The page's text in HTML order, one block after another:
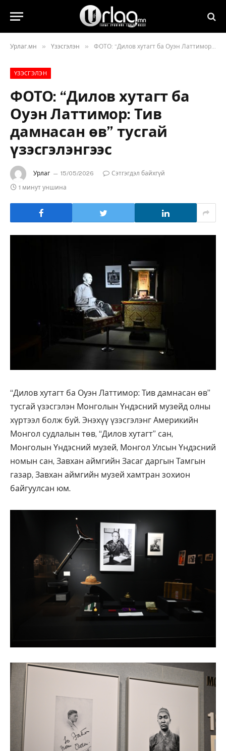
Урлаг.мн » Үзэсгэлэн » ФОТО: “Дилов хутагт ба Оуэн Латтимор: Тив дамнасан өв” тусгай үзэсгэлэнгээс
ҮЗЭСГЭЛЭН
ФОТО: “Дилов хутагт ба
Оуэн Латтимор: Тив
дамнасан өв” тусгай
үзэсгэлэнгээс
Урлаг 15/05/2026
Сэтгэгдэл байхгүй
1 минут уншина
“Дилов хутагт ба Оуэн Латтимор: Тив дамнасан өв”
тусгай үзэсгэлэн Монголын Үндэсний музейд олны
хүртээл болж буй. Энэхүү үзэсгэлэнг Америкийн
Монгол судлалын төв, “Дилов хутагт” сан,
Монголын Үндэсний музей, Монгол Улсын Үндэсний
номын сан, Завхан аймгийн Засаг даргын Тамгын
газар, Завхан аймгийн музей хамтран зохион
байгуулсан юм.